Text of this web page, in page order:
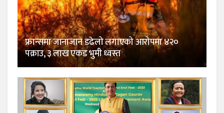
फ्रान्समा जानाजान डढेलो लगाएको आरोपमा ४२०
पक्राउ, ३ लाख एकड भुमी ध्वस्त